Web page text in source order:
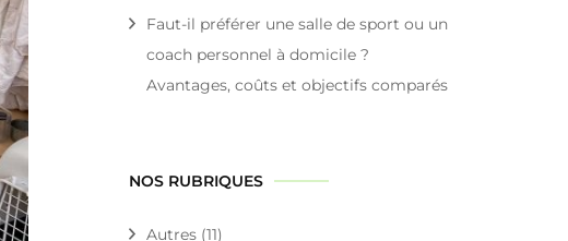
Faut-il préférer une salle de sport ou un
coach personnel à domicile ?
Avantages, coûts et objectifs comparés
NOS RUBRIQUES
Autres (11)